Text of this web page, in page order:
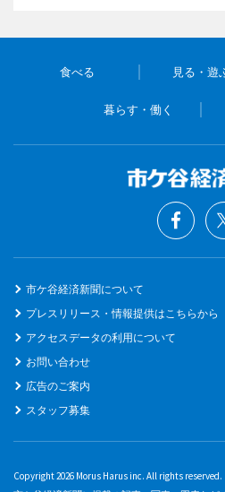
食べる 見る・遊
暮らす・働く
市ケ谷経済新聞について
プレスリリース・情報提供はこちらから
アクセスデータの利用について
お問い合わせ
広告のご案内
スタッフ募集
Copyright 2026 Morus Harus inc. All rights reserved.